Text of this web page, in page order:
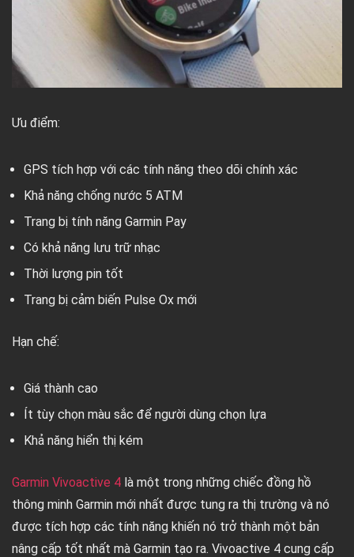
Ưu điểm:
GPS tích hợp với các tính năng theo dõi chính xác
Khả năng chống nước 5 ATM
Trang bị tính năng Garmin Pay
Có khả năng lưu trữ nhạc
Thời lượng pin tốt
Trang bị cảm biến Pulse Ox mới
Hạn chế:
Giá thành cao
Ít tùy chọn màu sắc để người dùng chọn lựa
Khả năng hiển thị kém
Garmin Vivoactive 4 là một trong những chiếc đồng hồ
thông minh Garmin mới nhất được tung ra thị trường và nó
được tích hợp các tính năng khiến nó trở thành một bản
nâng cấp tốt nhất mà Garmin tạo ra. Vivoactive 4 cung cấp